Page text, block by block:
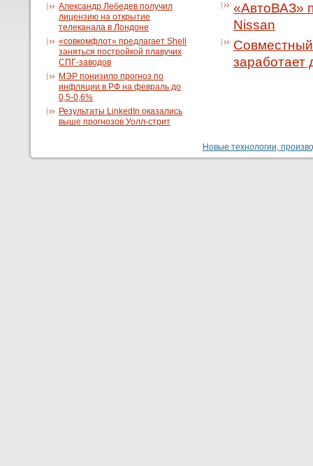
Александр Лебедев получил
лицензию на открытие
телеканала в Лондоне
«совкомфлот» предлагает Shell
заняться постройкой плавучих
СПГ-заводов
МЭР понизило прогноз по
инфляции в РФ на февраль до
0,5-0,6%
Результаты LinkedIn оказались
выше прогнозов Уолл-стрит
«АвтоВАЗ»
Nissan
заработает
Новые технологии,